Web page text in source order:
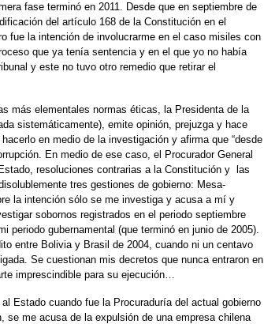
fase terminó en 2011. Desde que en septiembre de
del artículo 168 de la Constitución en el
fue la intención de involucrarme en el caso misiles con
que ya tenía sentencia y en el que yo no había
y este no tuvo otro remedio que retirar el
más elementales normas éticas, la Presidenta de la
sistemáticamente), emite opinión, prejuzga y hace
en medio de la investigación y afirma que “desde
En medio de ese caso, el Procurador General
resoluciones contrarias a la Constitución y las
tres gestiones de gobierno: Mesa-
la intención sólo se me investiga y acusa a mí y
sobornos registrados en el periodo septiembre
periodo gubernamental (que terminó en junio de 2005).
entre Bolivia y Brasil de 2004, cuando ni un centavo
Se cuestionan mis decretos que nunca entraron en
imprescindible para su ejecución…
Estado cuando fue la Procuraduría del actual gobierno
se me acusa de la expulsión de una empresa chilena